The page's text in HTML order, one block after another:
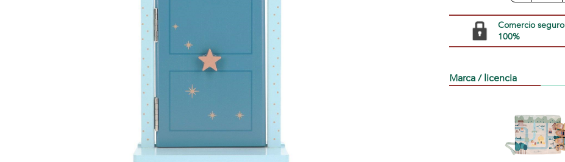
Comercio seguro
100%
Marca / licencia